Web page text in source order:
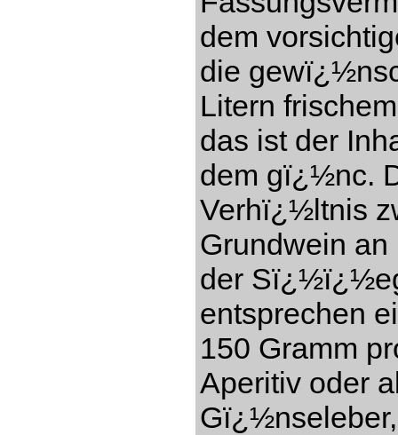
dem
die
Litern
das ist der
dem gï¿½nc.
Verhï¿½ltnis
Grundwein
der
entsprechen
150 Gramm
Aperitiv oder